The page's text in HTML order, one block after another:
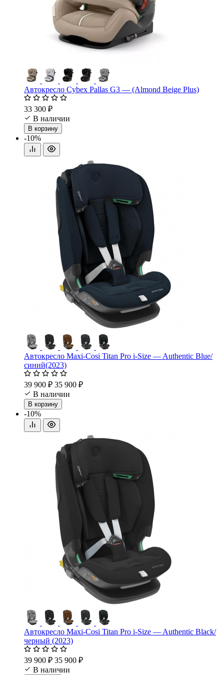
Автокресло Cybex Pallas G3 — (Almond Beige Plus)
33 300 ₽
В наличии
В корзину
-10%
Автокресло Maxi-Cosi Titan Pro i-Size — Authentic Blue/
синий(2023)
39 900 ₽ 35 900 ₽
В наличии
В корзину
-10%
Автокресло Maxi-Cosi Titan Pro i-Size — Authentic Black/
черный (2023)
39 900 ₽ 35 900 ₽
В наличии